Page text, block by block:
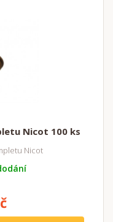
Nicot 100 ks
Nicot